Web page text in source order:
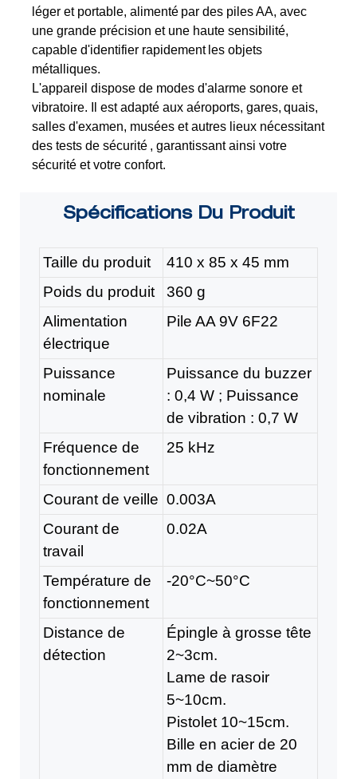
léger et portable, alimenté par des piles AA, avec
une grande précision et une haute sensibilité,
capable d'identifier rapidement les objets
métalliques.
L'appareil dispose de modes d'alarme sonore et
vibratoire. Il est adapté aux aéroports, gares, quais,
salles d'examen, musées et autres lieux nécessitant
des tests de sécurité , garantissant ainsi votre
sécurité et votre confort.
SpécificationsDu Produit
Taille du produit
410 x 85 x 45 mm
Poids du produit
360 g
Alimentation
électrique
Pile AA 9V 6F22
Puissance
nominale
Puissance du buzzer
: 0,4 W ; Puissance
de vibration : 0,7 W
Fréquence de
fonctionnement
25 kHz
Courant de veille 0.003A
Courant de
travail
0.02A
Température de
fonctionnement
-20°C~50°C
Distance de
détection
Épingle à grosse tête
2~3cm.
Lame de rasoir
5~10cm.
Pistolet 10~15cm.
Bille en acier de 20
mm de diamètre